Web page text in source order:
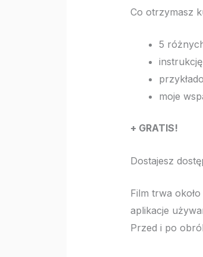
Co otrzymasz
5
moje
+ GRATIS!
Dostajesz
Film trwa
aplikacje
Przed i po